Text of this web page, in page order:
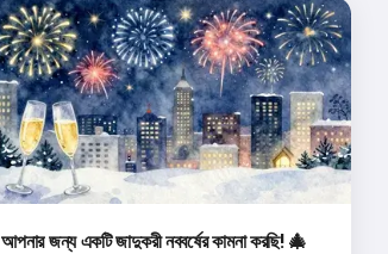
আপনার জন্য একটি জাদুকরী নববর্ষের কামনা করছি! 🎄